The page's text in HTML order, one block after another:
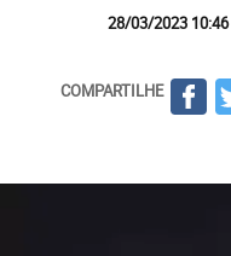
28/03/2023 10:46
COMPARTILHE